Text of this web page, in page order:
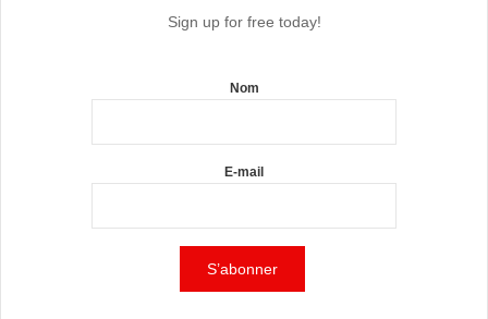
Sign up for free today!
Nom
E-mail